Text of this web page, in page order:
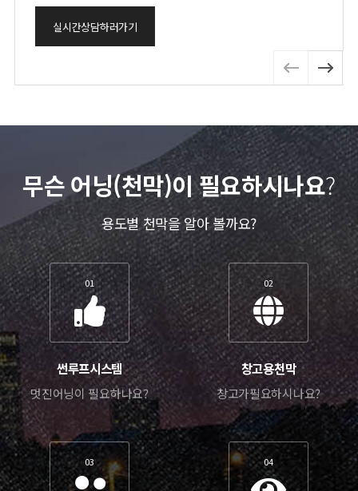
실시간상담하러가기
무슨 어닝(천막)이 필요하시나요?
용도별 천막을 알아 볼까요?
01
썬루프시스템
멋진어닝이 필요하나요?
02
창고용천막
창고가필요하시나요?
03 04